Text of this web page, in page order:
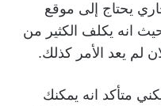
يحتاج إلى موقع
انه يكلف الكثير من
لم يعد الأمر كذلك.
متأكد انه يمكنك